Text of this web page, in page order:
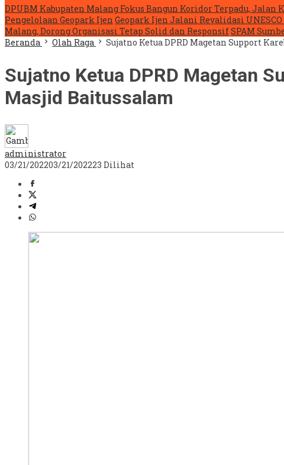
DPUBM Kabupaten Malang Fokus Bangun Koridor Terpadu,
Pengelolaan Geopark Ijen Geopark Ijen Jalani Revalidasi
Malang, Dorong Organisasi Tetap Solid dan ResponsifSPAM
Beranda
Olah Raga Sujatno Ketua DPRD Magetan Support
Sujatno Ketua DPRD Magetan
Masjid Baitussalam
administrator
03/21/202203/21/202223 Dilihat